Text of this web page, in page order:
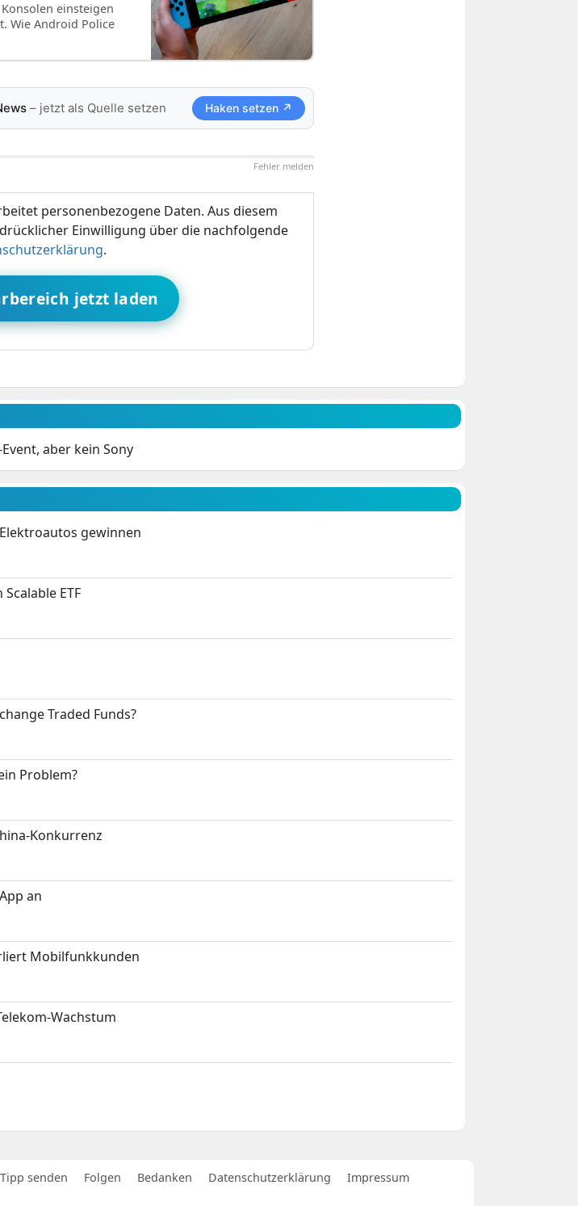
einsteigen
Wie Android Police
– jetzt als Quelle setzen Haken setzen ↗
Fehler melden
personenbezogene Daten. Aus diesem
Einwilligung über die nachfolgende
.
jetzt laden
aber kein Sony
gewinnen
ETF
Traded Funds?
Problem?
Konkurrenz
an
Mobilfunkkunden
Wachstum
Tipp senden Folgen Bedanken Datenschutzerklärung
Impressum